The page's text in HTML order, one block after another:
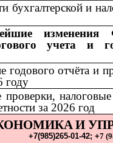
бухгалтерской и
изменения
учета и
годового отчёта и
году
за 2026 год
И
+7(985)265-01-42;​​+7